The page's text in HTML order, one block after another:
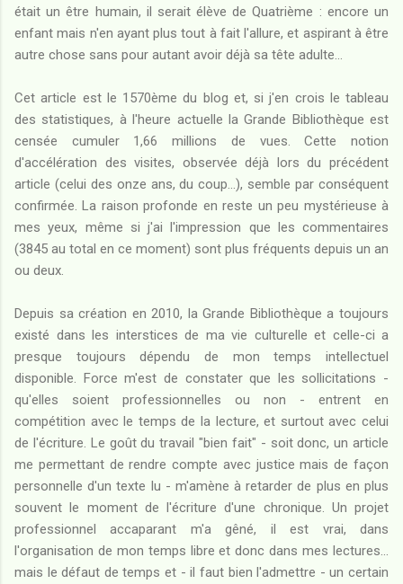
était un être humain, il serait élève de Quatrième : encore un
enfant mais n'en ayant plus tout à fait l'allure, et aspirant à être
autre chose sans pour autant avoir déjà sa tête adulte...
Cet article est le 1570ème du blog et, si j'en crois le tableau
des statistiques, à l'heure actuelle la Grande Bibliothèque est
censée cumuler 1,66 millions de vues. Cette notion
d'accélération des visites, observée déjà lors du précédent
article (celui des onze ans, du coup...), semble par conséquent
confirmée. La raison profonde en reste un peu mystérieuse à
mes yeux, même si j'ai l'impression que les commentaires
(3845 au total en ce moment) sont plus fréquents depuis un an
ou deux.
Depuis sa création en 2010, la Grande Bibliothèque a toujours
existé dans les interstices de ma vie culturelle et celle-ci a
presque toujours dépendu de mon temps intellectuel
disponible. Force m'est de constater que les sollicitations -
qu'elles soient professionnelles ou non - entrent en
compétition avec le temps de la lecture, et surtout avec celui
de l'écriture. Le goût du travail "bien fait" - soit donc, un article
me permettant de rendre compte avec justice mais de façon
personnelle d'un texte lu - m'amène à retarder de plus en plus
souvent le moment de l'écriture d'une chronique. Un projet
professionnel accaparant m'a gêné, il est vrai, dans
l'organisation de mon temps libre et donc dans mes lectures...
mais le défaut de temps et - il faut bien l'admettre - un certain